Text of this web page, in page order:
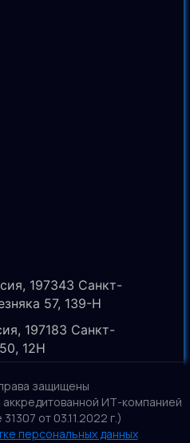
197343 Санкт-
57, 139-Н
197183 Санкт-
12Н
защищены
ИТ-компанией
от 03.11.2022 г.)
персональных данных